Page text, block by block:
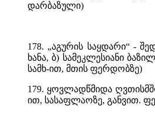
დარბაზული)
178. „აგურის საყდარი“ -
ხანა, ბ) სამეკლესიანი
სამხ-ით, მთის ფერდობზე)
179. ყოვლადწმიდა
ით, სასაფლაოზე, განვით.